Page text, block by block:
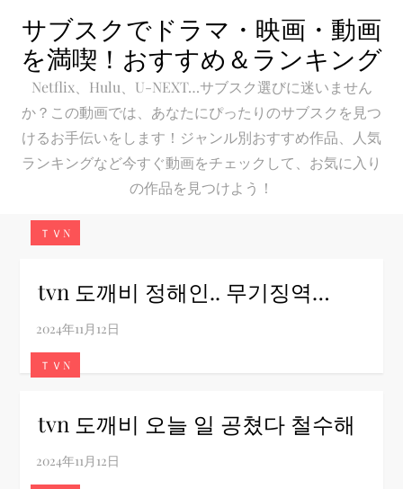
content
サブスクでドラマ・映画・動画
を満喫！おすすめ＆ランキング
Netflix、Hulu、U-NEXT…サブスク選びに迷いません
か？この動画では、あなたにぴったりのサブスクを見つ
けるお手伝いをします！ジャンル別おすすめ作品、人気
ランキングなど今すぐ動画をチェックして、お気に入り
の作品を見つけよう！
ＴＶN
tvn 도깨비 정해인.. 무기징역…
ＴＶN
tvn 도깨비 오늘 일 공쳤다 철수해